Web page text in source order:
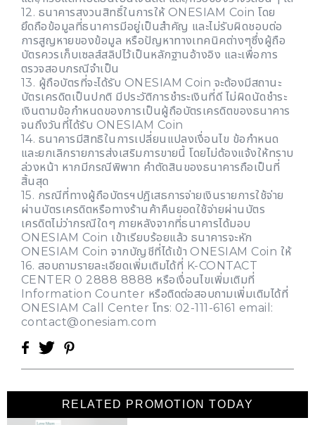
12. ธนาคารสงวนสิทธิ์ในการให้ ONESIAM Coin โดย
ยึดถือข้อมูลที่ธนาคารมีอยู่เป็นสำคัญ และไม่รับผิดชอบต่อ
การสูญหายของข้อมูล หรือปัญหาทางเทคนิคต่างๆซึ่งผู้ถือ
บัตรควรเก็บเซลส์สลิปไว้เป็นหลักฐานอ้างอิง และเพื่อการ
ตรวจสอบกรณีจำเป็น
13. ผู้ถือบัตรที่จะได้รับ ONESIAM Coin จะต้องมีสถานะ
บัตรเครดิตเป็นปกติ มีประวัติการชำระเงินที่ดี ไม่ผิดนัดชำระ
เงินตามข้อกำหนดของการเป็นผู้ถือบัตรเครดิตของธนาคาร
จนถึงวันที่ได้รับ ONESIAM Coin
14. ธนาคารมีสิทธิในการเปลี่ยนแปลงเงื่อนไข ข้อกำหนด
และยกเลิกรายการส่งเสริมการขายนี้ โดยไม่ต้องแจ้งให้ทราบ
ล่วงหน้า หากมีกรณีพิพาท คำตัดสินของธนาคารถือเป็นที่
สิ้นสุด
15. กรณีที่ทางผู้ถือบัตรฯปฎิเสธการจ่ายเงินรายการใช้จ่าย
ผ่านบัตรเครดิตหรือทางร้านค้าคืนยอดใช้จ่ายผ่านบัตร
เครดิตไม่ว่ากรณีใดๆ ภายหลังจากที่ธนาคารได้มอบ
ONESIAM Coin เข้าเรียบร้อยแล้ว ธนาคารจะหัก
ONESIAM Coin จากบัญชีที่ได้เข้า ONESIAM Coin ให้
16. สอบถามรายละเอียดเพิ่มเติมได้ที่ K-CONTACT
CENTER 0 2888 8888 หรือเงื่อนไขเพิ่มเติมที่
Information Counter หรือติดต่อสอบถามเพิ่มเติมได้ที่
ONESIAM Call Center โทร: 02-111-6161 email:
contact@onesiam.com
RELATED PROMOTION TODAY